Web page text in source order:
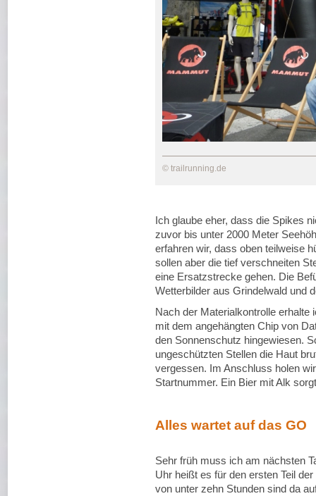
© trailrunning.de
Ich glaube eher, dass die Spikes
zuvor bis unter 2000 Meter
erfahren wir, dass oben teilweise
sollen aber die tief verschneiten
eine Ersatzstrecke gehen. Die
Wetterbilder aus Grindelwald und
Nach der Materialkontrolle erhalte
mit dem angehängten Chip von
den Sonnenschutz hingewiesen.
ungeschützten Stellen die Haut
vergessen. Im Anschluss holen
Startnummer. Ein Bier mit Alk
Alles wartet auf das GO
Sehr früh muss ich am nächsten
Uhr heißt es für den ersten Teil
von unter zehn Stunden sind da